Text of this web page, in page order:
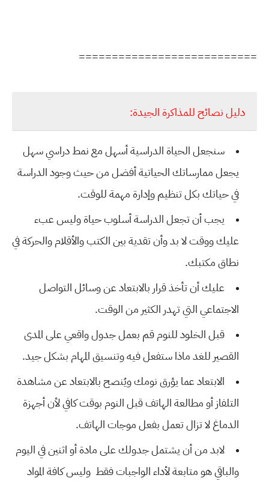
===========================
دليل نصائح للمذاكرة الجيدة:
سنجعل الحياة الدراسية أسهل مع نمط دراسي سهل
يجعل ممارساتك الحياتية أفضل من حيث وجود الدراسة
في حياتك بكل تنظيم وإدارة مهمة للوقت.
يجب أن تجعل الدراسة أسلوب حياة وليس عبء
عليك ووقت لا بد وأن تقدية بين الكتب والأقلام والحركة في
نطاق مكتبك.
عليك أن تأخذ قرار بالابتعاد عن وسائل التواصل
الاجتماعي التي تهدر الكثير من الوقت.
قبل الخلود للنوم قم بعمل جدول واقعي على المدى
القصير للغد ماذا ستفعل فيه وتنسيق المهام بشكل جيد.
الابتعاد عما يؤرق نومك ويُنصح بالابتعاد عن مشاهدة
التلفاز أو مطالعة الهاتف قبل النوم بوقت كافي لأن أجهزة
الدماغ لا تزال تعمل بفعل موجات الهاتف.
لابد من أن يشتمل جدولك على مادة أو اثنين في اليوم
والباقي هو متابعة لأداء الواجبات فقط وليس كافة المواد